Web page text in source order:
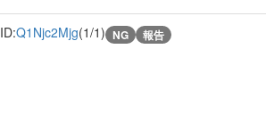
ID:Q1Njc2Mjg(1/1) NG 報告